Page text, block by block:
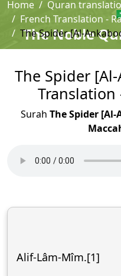
The Noble
Home
Quran
French Translation -
The Spider [Al-
The Spider
Translation
Surah The Spider
Alif-Lâm-Mîm.[1]